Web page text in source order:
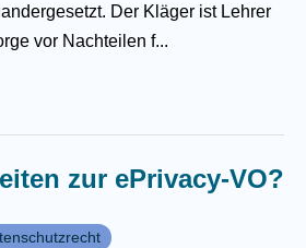
Der Kläger ist Lehrer
vor Nachteilen f...
zur ePrivacy-VO?